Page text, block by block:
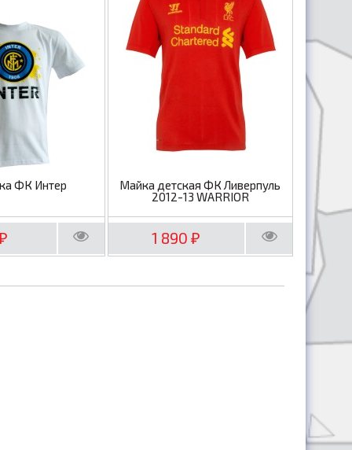
ФК Интер
Майка детская ФК Ливерпуль
2012-13 WARRIOR
1 890₽